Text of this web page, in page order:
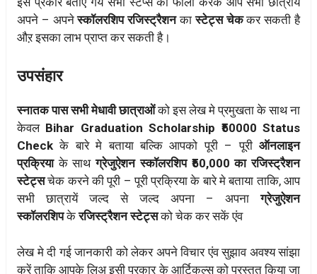
अपने – अपनेस्कॉलरशिप रजिस्ट्रैशनका स्टेट्स चेककर सकती है
औऱ इसका लाभ प्राप्त कर सकती है।
उपसंहार
स्नातक पास सभी मेधावी छात्राओंको इस लेख मे प्रमुखता के साथ ना
केवल Bihar Graduation Scholarship ₹50000 Status
Checkके बारे मे बताया बल्कि आपको पूरी – पूरीऑनलाइन
प्रक्रियाके साथग्रेजुऐशन स्कॉलरशिप ₹50,000 का रजिस्ट्रैशन
स्टेट्सचेक करने की पूरी – पूरी प्रक्रिया के बारे मे बताया ताकि, आप
सभी छात्रायें जल्द से जल्द अपना – अपना ग्रेजुऐशन
स्कॉलरशिपकेरजिस्ट्रैशन स्टेट्सको चेक कर सकें एंव
लेख मे दी गई जानकारी को लेकर अपने विचार एंव सुझाव अवश्य सांझा
करें ताकि आपके लिुअ इसी प्रकार के आर्टिकल्स को प्रस्तुत किया जा